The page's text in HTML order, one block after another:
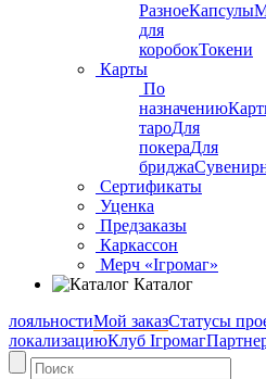
РазноеКапсулы
для
коробокТокени
Карты
По
назначению
тароДля
покераДля
бриджа
Сертификаты
Уценка
Предзаказы
Каркассон
Мерч «Ігромаг»
Каталог
лояльностиМой заказСтатусы
локализациюКлуб Ігромаг